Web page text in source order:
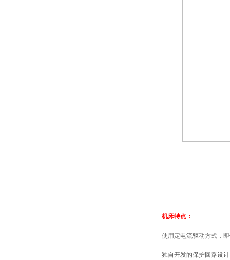
机床特点：
使用定电流驱动方式，
独自开发的保护回路设